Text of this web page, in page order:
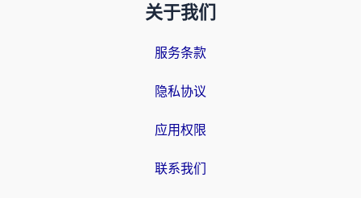
关于我们
服务条款
隐私协议
应用权限
联系我们